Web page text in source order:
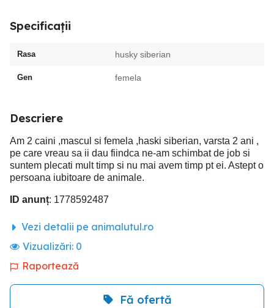
Specificații
Rasa husky siberian
Gen femela
Descriere
Am 2 caini ,mascul si femela ,haski siberian, varsta 2 ani ,
pe care vreau sa ii dau fiindca ne-am schimbat de job si
suntem plecati mult timp si nu mai avem timp pt ei. Astept o
persoana iubitoare de animale.
ID anunț: 1778592487
Vezi detalii pe animalutul.ro
Vizualizări: 0
Raportează
Fă ofertă